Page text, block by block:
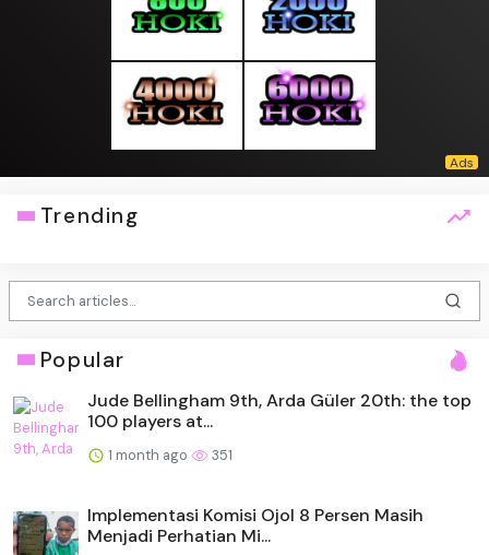
Trending
Popular
Jude Bellingham 9th, Arda Güler 20th: the top
100 players at...
1 month ago 351
Implementasi Komisi Ojol 8 Persen Masih
Menjadi Perhatian Mi...